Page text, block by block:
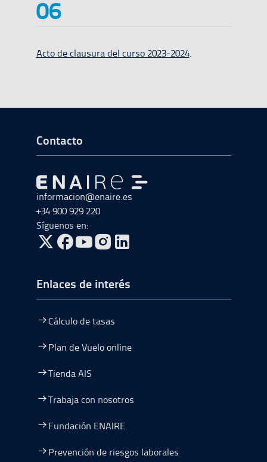
Acto de clausura del curso 2023-2024.
Ir a Inicio del Pie de página
Contacto
Ir a Ir al inicio
informacion@enaire.es
+34 900 929 220
Síguenos en:
ir a Twitter, abre en una nueva ventana
ir a Facebook, abre en una nueva ventana
ir a Youtube, abre en una nueva ventana
ir a Instagram, abre en una nueva
Enlaces de interés
Cálculo de tasas
Plan de Vuelo online
Tienda AIS
Trabaja con nosotros
Fundación ENAIRE
Prevención de riesgos laborales